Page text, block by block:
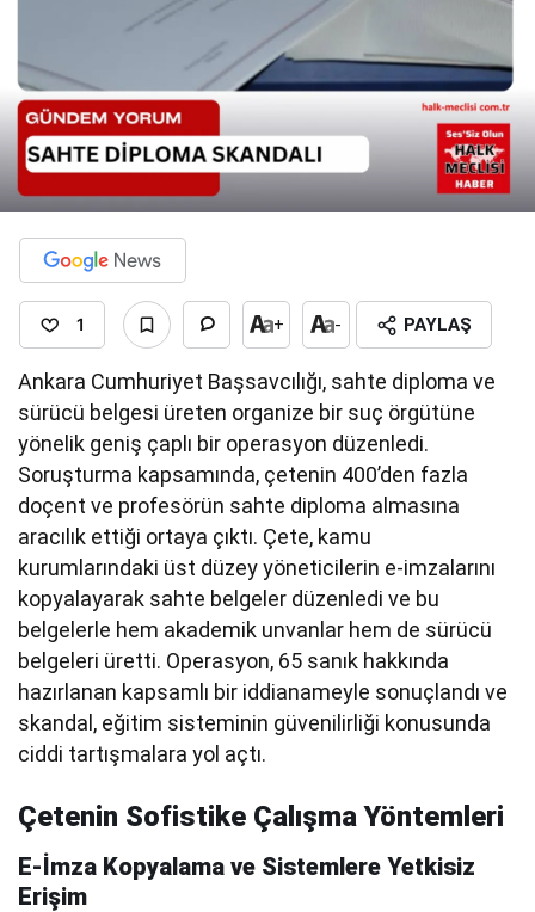
1 + - PAYLAŞ
Ankara Cumhuriyet Başsavcılığı, sahte diploma ve
sürücü belgesi üreten organize bir suç örgütüne
yönelik geniş çaplı bir operasyon düzenledi.
Soruşturma kapsamında, çetenin 400’den fazla
doçent ve profesörün sahte diploma almasına
aracılık ettiği ortaya çıktı. Çete, kamu
kurumlarındaki üst düzey yöneticilerin e-imzalarını
kopyalayarak sahte belgeler düzenledi ve bu
belgelerle hem akademik unvanlar hem de sürücü
belgeleri üretti. Operasyon, 65 sanık hakkında
hazırlanan kapsamlı bir iddianameyle sonuçlandı ve
skandal, eğitim sisteminin güvenilirliği konusunda
ciddi tartışmalara yol açtı.
Çetenin Sofistike Çalışma Yöntemleri
E-İmza Kopyalama ve Sistemlere Yetkisiz
Erişim